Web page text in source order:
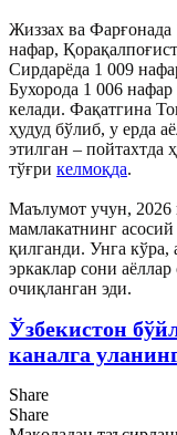
Жиззах ва
нафар,
Сирдарёда 1 009
Бухорода 1 006
келади. Фақатгина
ҳудуд бўлиб, у ерда
этилган – пойтахтда
тўғри келмоқда.
Маълумот учун, 2026
мамлакатнинг
қилганди. Унга кўра,
эркаклар сони
очиқланган эди.
Ўзбекистон
каналга
Share
Share